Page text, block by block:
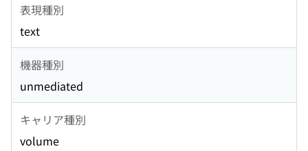
表現種別
text
機器種別
unmediated
キャリア種別
volume